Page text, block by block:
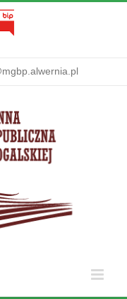
Biuletyn